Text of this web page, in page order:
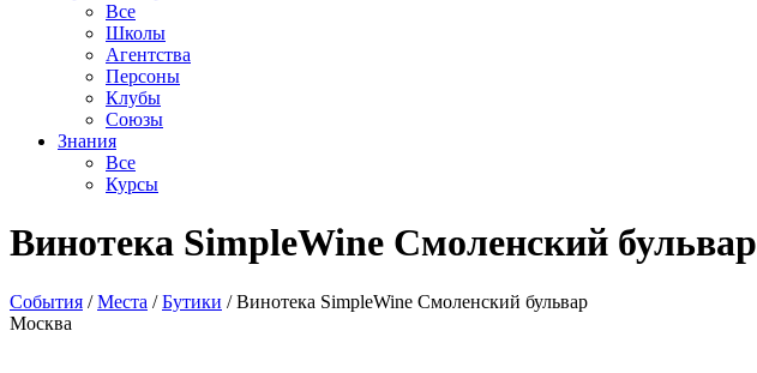
Все
Школы
Агентства
Персоны
Клубы
Союзы
Знания
Все
Курсы
Винотека SimpleWine Смоленский бульвар
События /Места /Бутики /Винотека SimpleWine Смоленский бульвар
Москва